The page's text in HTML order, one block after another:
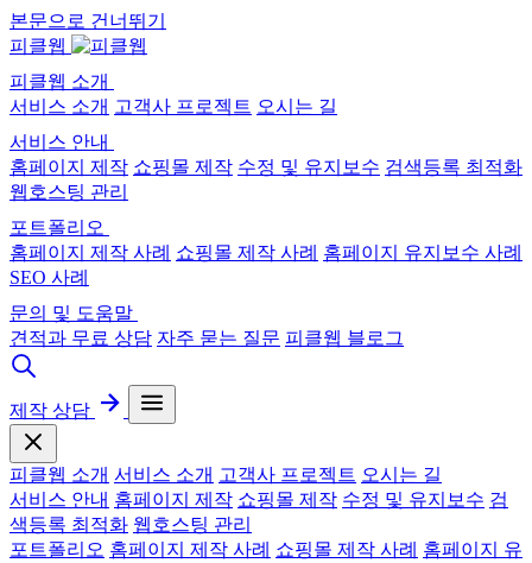
본문으로 건너뛰기
피클웹
피클웹 소개
서비스 소개 고객사 프로젝트 오시는 길
서비스 안내
홈페이지 제작 쇼핑몰 제작 수정 및 유지보수 검색등록 최적화
웹호스팅 관리
포트폴리오
홈페이지 제작 사례 쇼핑몰 제작 사례 홈페이지 유지보수 사례
SEO 사례
문의 및 도움말
견적과 무료 상담 자주 묻는 질문 피클웹 블로그
제작 상담
피클웹 소개 서비스 소개 고객사 프로젝트 오시는 길
서비스 안내 홈페이지 제작 쇼핑몰 제작 수정 및 유지보수 검
색등록 최적화 웹호스팅 관리
포트폴리오 홈페이지 제작 사례 쇼핑몰 제작 사례 홈페이지 유